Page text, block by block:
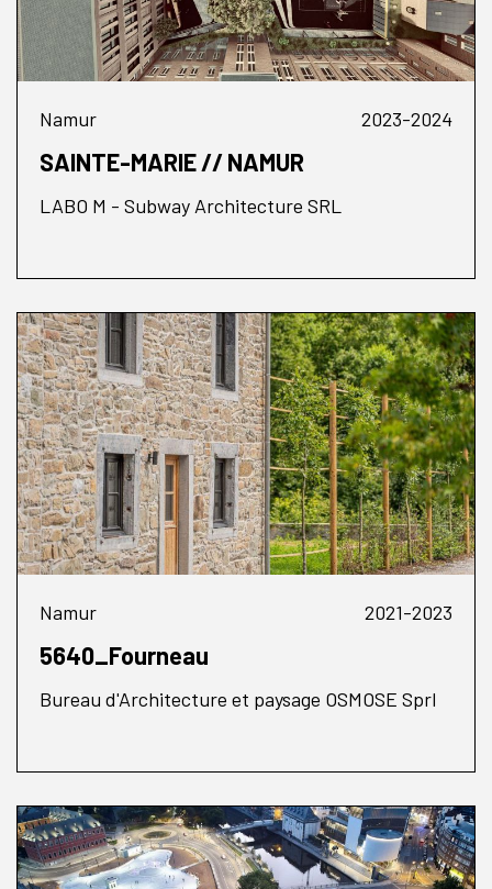
Namur 2023-2024
SAINTE-MARIE // NAMUR
LABO M - Subway Architecture SRL
Namur 2021-2023
5640_Fourneau
Bureau d'Architecture et paysage OSMOSE Sprl